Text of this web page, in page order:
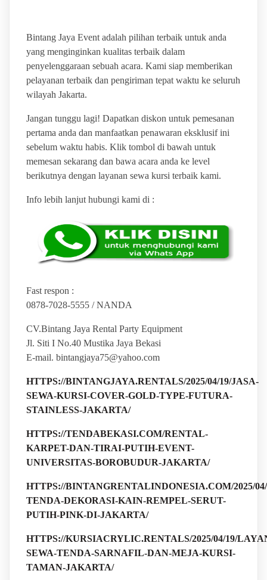
Bintang Jaya Event adalah pilihan terbaik untuk anda
yang menginginkan kualitas terbaik dalam
penyelenggaraan sebuah acara. Kami siap memberikan
pelayanan terbaik dan pengiriman tepat waktu ke seluruh
wilayah Jakarta.
Jangan tunggu lagi! Dapatkan diskon untuk pemesanan
pertama anda dan manfaatkan penawaran eksklusif ini
sebelum waktu habis. Klik tombol di bawah untuk
memesan sekarang dan bawa acara anda ke level
berikutnya dengan layanan sewa kursi terbaik kami.
Info lebih lanjut hubungi kami di :
Fast respon :
0878-7028-5555 / NANDA
CV.Bintang Jaya Rental Party Equipment
Jl. Siti I No.40 Mustika Jaya Bekasi
E-mail. bintangjaya75@yahoo.com
HTTPS://BINTANGJAYA.RENTALS/2025/04/19/JASA-
SEWA-KURSI-COVER-GOLD-TYPE-FUTURA-
STAINLESS-JAKARTA/
HTTPS://TENDABEKASI.COM/RENTAL-
KARPET-DAN-TIRAI-PUTIH-EVENT-
UNIVERSITAS-BOROBUDUR-JAKARTA/
HTTPS://BINTANGRENTALINDONESIA.COM/2025/04/
TENDA-DEKORASI-KAIN-REMPEL-SERUT-
PUTIH-PINK-DI-JAKARTA/
HTTPS://KURSIACRYLIC.RENTALS/2025/04/19/
SEWA-TENDA-SARNAFIL-DAN-MEJA-KURSI-
TAMAN-JAKARTA/